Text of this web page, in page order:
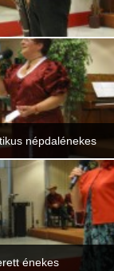
népdalénekes
énekes